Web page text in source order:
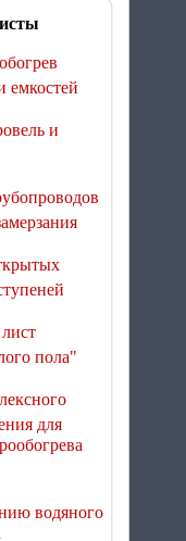
для
Welrok Mex
для
Welrok Mex
для
емкостей
и
пола"
для
водяного